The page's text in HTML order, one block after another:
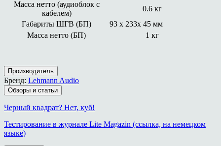
Масса нетто (аудиоблок с
кабелем)
0.6 кг
Габариты ШГВ (БП)
93 х 233х 45 мм
Масса нетто (БП)
1 кг
Производитель
Бренд: Lehmann Audio
Обзоры и статьи
Черный квадрат? Нет, куб!
Тестирование в журнале Lite Magazin (ссылка, на немецком
языке)